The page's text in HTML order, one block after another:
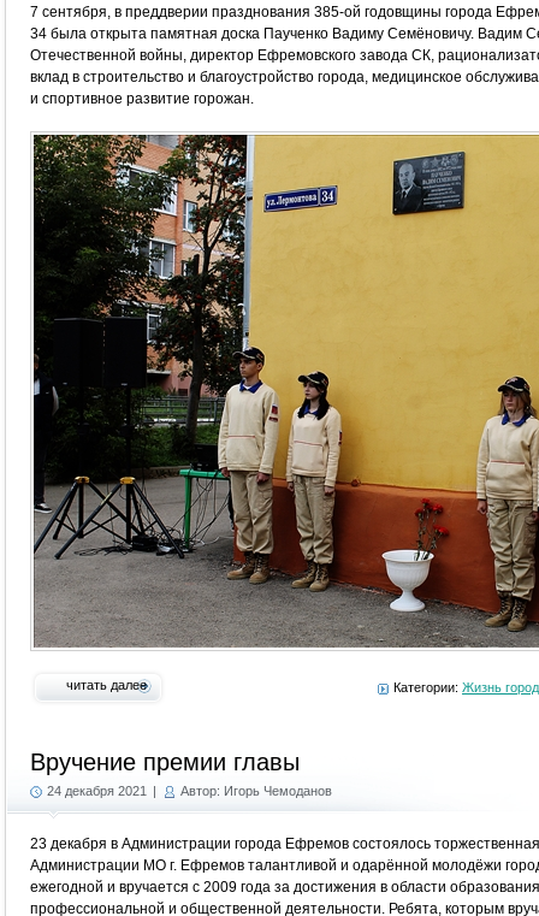
7 сентября, в преддверии празднования 385-ой годовщины города
34 была открыта памятная доска Паученко Вадиму Семёновичу. Вадим
Отечественной войны, директор Ефремовского завода СК,
вклад в строительство и благоустройство города, медицинское
и спортивное развитие горожан.
читать далее Категории: Жизнь
Вручение премии главы
24 декабря 2021 | Автор: Игорь Чемоданов
23 декабря в Администрации города Ефремов состоялось
Администрации МО г. Ефремов талантливой и одарённой молодёжи
ежегодной и вручается с 2009 года за достижения в области
профессиональной и общественной деятельности. Ребята, которым